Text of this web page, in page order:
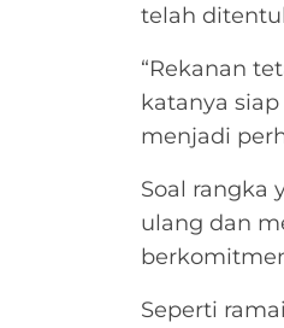
telah
“Rekanan
katanya
menjadi
Soal rangka
ulang dan
Seperti